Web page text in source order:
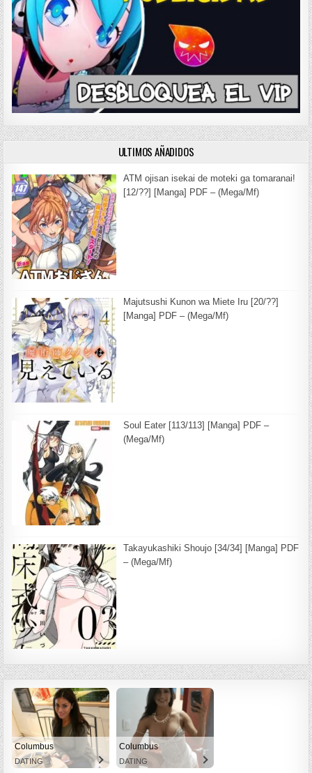
ULTIMOS AÑADIDOS
ATM ojisan isekai de moteki ga tomaranai!
[12/??] [Manga] PDF – (Mega/Mf)
Majutsushi Kunon wa Miete Iru [20/??]
[Manga] PDF – (Mega/Mf)
Soul Eater [113/113] [Manga] PDF –
(Mega/Mf)
Takayukashiki Shoujo [34/34] [Manga] PDF
– (Mega/Mf)
Columbus
DATING
Columbus
DATING